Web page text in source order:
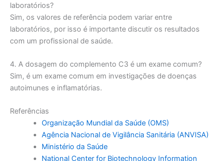
laboratórios?
Sim, os valores de referência podem variar entre
laboratórios, por isso é importante discutir os resultados
com um profissional de saúde.
4. A dosagem do complemento C3 é um exame comum?
Sim, é um exame comum em investigações de doenças
autoimunes e inflamatórias.
Referências
Organização Mundial da Saúde (OMS)
Agência Nacional de Vigilância Sanitária (ANVISA)
Ministério da Saúde
National Center for Biotechnology Information